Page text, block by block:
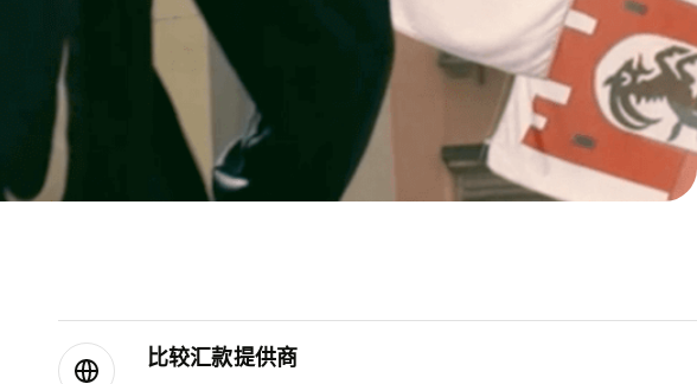
比较汇款提供商